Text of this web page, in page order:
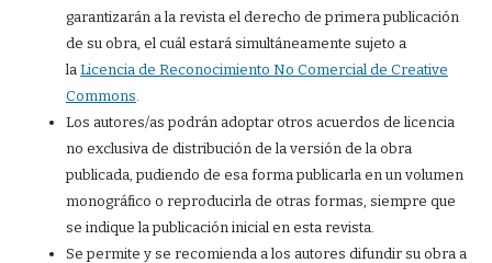
garantizarán a la revista el derecho de primera publicación
de su obra, el cuál estará simultáneamente sujeto a
la Licencia de Reconocimiento No Comercial de Creative
Commons
Los autores/as podrán adoptar otros acuerdos de licencia
no exclusiva de distribución de la versión de la obra
publicada, pudiendo de esa forma publicarla en un volumen
monográfico o reproducirla de otras formas, siempre que
se indique la publicación inicial en esta revista.
Se permite y se recomienda a los autores difundir su obra a